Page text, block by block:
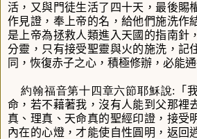
活，又與門徒生活了四十天，最後賜
作見證，奉上帝的名，給他們施洗作
是上帝為拯救人類進入天國的指南針
分靈，只有接受聖靈與火的施洗，記
同，恢復赤子之心，積極修辦，必能
約翰福音第十四章六節耶穌說: 「
命，若不藉著我，沒有人能到父那裡
真、理真、天命真的聖經印證，接受
內在的心燈，才能使自性圓明，返回